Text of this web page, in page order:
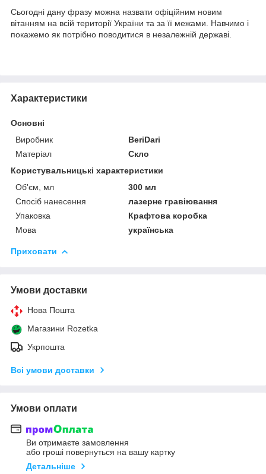
Сьогодні дану фразу можна назвати офіційним новим
вітанням на всій території України та за її межами. Навчимо і
покажемо як потрібно поводитися в незалежній державі.
Характеристики
Основні
Виробник
BeriDari
Матеріал
Скло
Користувальницькі характеристики
Об'єм, мл
300 мл
Спосіб нанесення
лазерне гравіювання
Упаковка
Крафтова коробка
Мова
українська
Приховати
Умови доставки
Нова Пошта
Магазини Rozetka
Укрпошта
Всі умови доставки
Умови оплати
Ви отримаєте замовлення
або гроші повернуться на вашу картку
Детальніше